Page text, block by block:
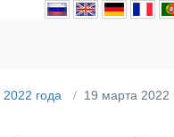
года 19 марта 2022